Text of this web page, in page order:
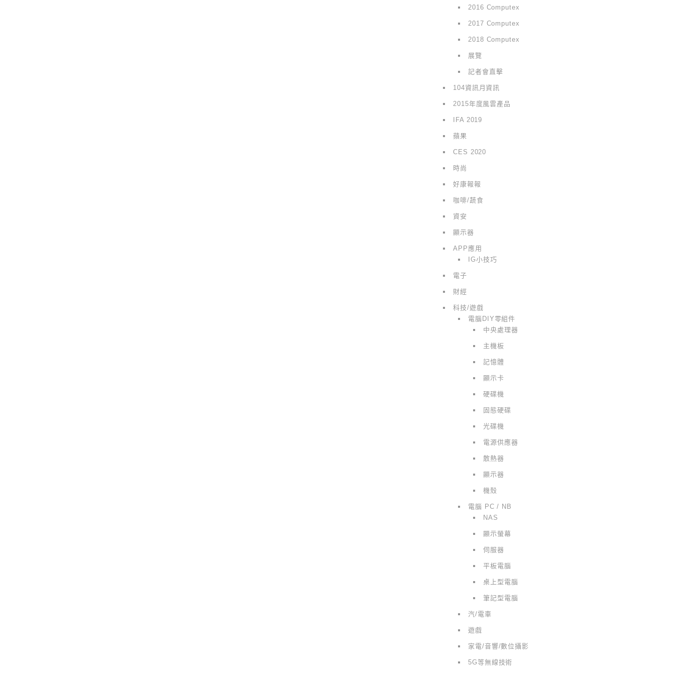
2016 Computex
2017 Computex
2018 Computex
展覽
記者會直擊
104資訊月資訊
2015年度風雲產品
IFA 2019
蘋果
CES 2020
時尚
好康報報
咖啡/蔬食
資安
顯示器
APP應用
IG小技巧
電子
財經
科技/遊戲
電腦DIY零組件
中央處理器
主機板
記憶體
顯示卡
硬碟機
固態硬碟
光碟機
電源供應器
散熱器
顯示器
機殼
電腦 PC / NB
NAS
顯示螢幕
伺服器
平板電腦
桌上型電腦
筆記型電腦
汽/電車
遊戲
家電/音響/數位攝影
5G等無線技術